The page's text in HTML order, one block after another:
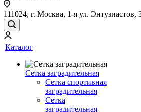
111024, г. Москва, 1-я ул. Энтузиастов,
Каталог
Сетка заградительная
Сетка спортивная
заградительная
Сетка
заградительная